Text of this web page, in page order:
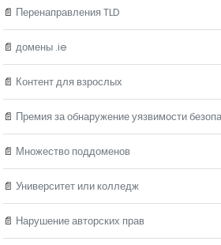
📄 Перенаправления TLD
📄 домены .ie
📄 Контент для взрослых
📄 Премия за обнаружение уязвимости
📄 Множество поддоменов
📄 Университет или колледж
📄 Нарушение авторских прав